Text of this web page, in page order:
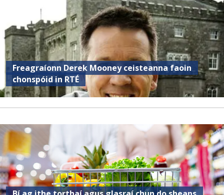
Freagraíonn Derek Mooney ceisteanna faoin
chonspóid in RTÉ